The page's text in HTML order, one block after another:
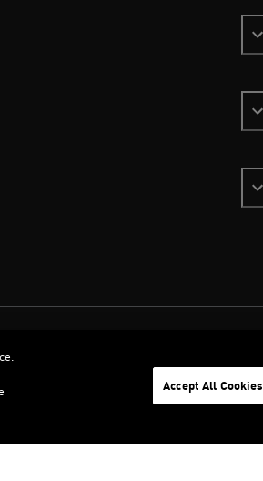
Accept All Cookies